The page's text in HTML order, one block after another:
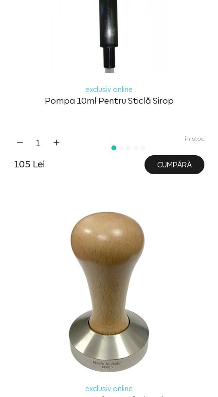
exclusiv online
Pompa 10ml Pentru Sticlă Sirop
în stoc
105 Lei CUMPĂRĂ
exclusiv online